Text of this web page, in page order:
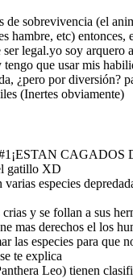
de sobrevivencia (el
hambre, etc) entonces,
ser legal.yo soy arquero
que usar mis
¿pero por diversión?
(Inertes obviamente)
CAGADOS
gatillo XD
especies
y se follan a sus
mas derechos el los
las especies para que
te explica
Leo) tienen